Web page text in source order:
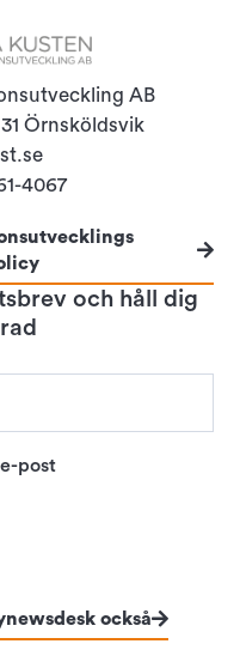
AB
Örnsköldsvik
4067
och håll dig
post
också